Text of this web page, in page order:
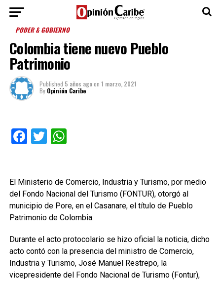
PODER & GOBIERNO
Colombia tiene nuevo Pueblo
Patrimonio
Published 5 años agoon 1 marzo, 2021
By Opinión Caribe
Facebook
TwitterWhatsApp
El Ministerio de Comercio, Industria y Turismo, por medio
del Fondo Nacional del Turismo (FONTUR), otorgó al
municipio de Pore, en el Casanare, el título de Pueblo
Patrimonio de Colombia.
Durante el acto protocolario se hizo oficial la noticia, dicho
acto contó con la presencia del ministro de Comercio,
Industria y Turismo, José Manuel Restrepo, la
vicepresidente del Fondo Nacional de Turismo (Fontur),